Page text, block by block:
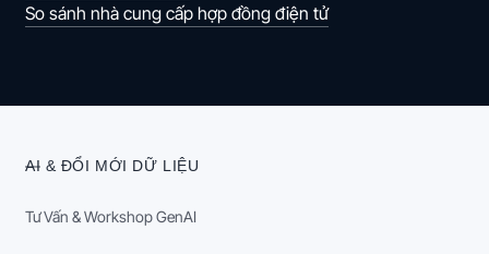
So sánh nhà cung cấp hợp đồng điện tử
AI & ĐỔI MỚI DỮ LIỆU
Tư Vấn & Workshop GenAI